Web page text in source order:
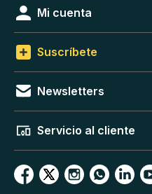
Mi cuenta
Suscríbete
Newsletters
Servicio al cliente